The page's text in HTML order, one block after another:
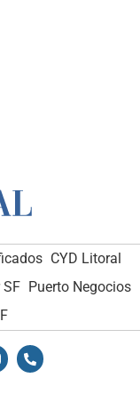
CYD Litoral
Puerto Negocios